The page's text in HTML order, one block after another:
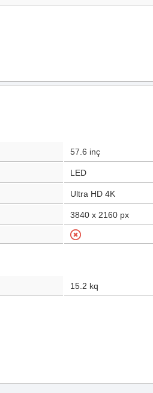
57.6 inç
LED
Ultra HD 4K
3840 x 2160 px
15.2 kq